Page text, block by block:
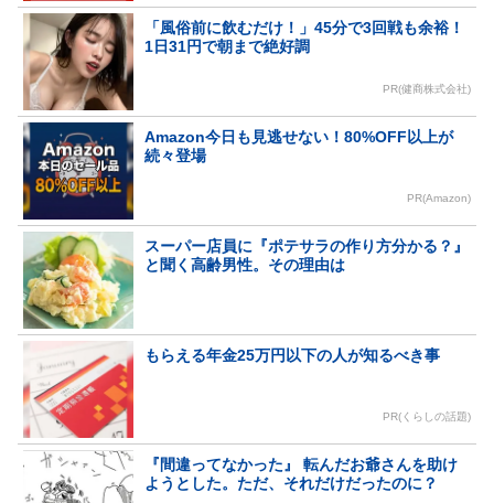
「風俗前に飲むだけ！」45分で3回戦も余裕！
1日31円で朝まで絶好調
PR(健商株式会社)
Amazon今日も見逃せない！80%OFF以上が
続々登場
PR(Amazon)
スーパー店員に『ポテサラの作り方分かる？』
と聞く高齢男性。その理由は
もらえる年金25万円以下の人が知るべき事
PR(くらしの話題)
『間違ってなかった』 転んだお爺さんを助け
ようとした。ただ、それだけだったのに？